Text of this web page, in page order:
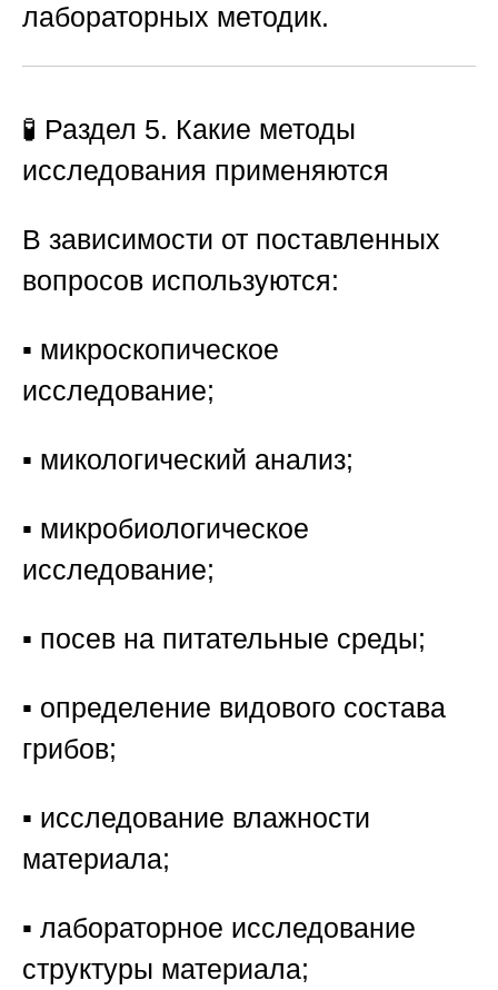
лабораторных методик.
🧪 Раздел 5. Какие методы
исследования применяются
В зависимости от поставленных
вопросов используются:
▪️ микроскопическое
исследование;
▪️ микологический анализ;
▪️ микробиологическое
исследование;
▪️ посев на питательные среды;
▪️ определение видового состава
грибов;
▪️ исследование влажности
материала;
▪️ лабораторное исследование
структуры материала;